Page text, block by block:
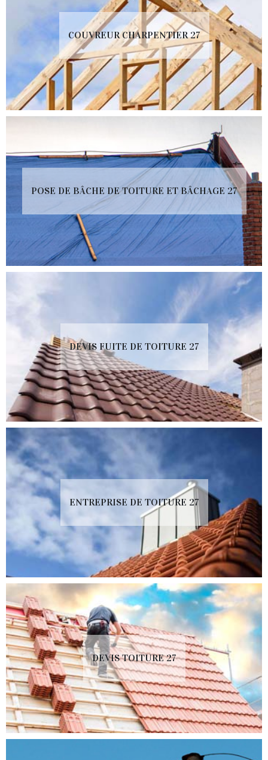
COUVREUR CHARPENTIER 27
POSE DE BÂCHE DE TOITURE ET BÂCHAGE 27
DEVIS FUITE DE TOITURE 27
ENTREPRISE DE TOITURE 27
DEVIS TOITURE 27